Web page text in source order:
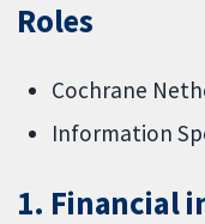
Roles
Cochrane
Information
1. Financial